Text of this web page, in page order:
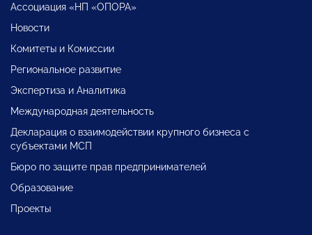
Ассоциация «НП «ОПОРА»
Новости
Комитеты и Комиссии
Региональное развитие
Экспертиза и Аналитика
Международная деятельность
Декларация о взаимодействии крупного бизнеса с
субъектами МСП
Бюро по защите прав предпринимателей
Образование
Проекты